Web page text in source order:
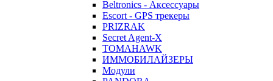
Beltronics - Аксессуары
Escort - GPS трекеры
PRIZRAK
Secret Agent-X
TOMAHAWK
ИММОБИЛАЙЗЕРЫ
Модули